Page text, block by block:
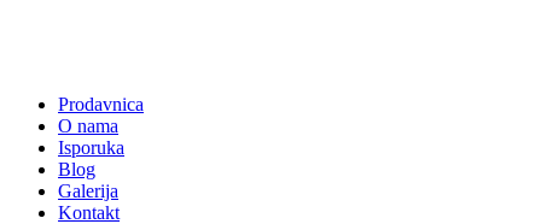
Prodavnica
O nama
Isporuka
Blog
Galerija
Kontakt